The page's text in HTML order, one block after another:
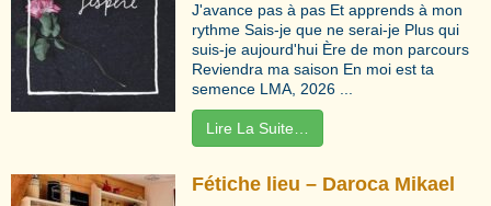
J'avance pas à pas Et apprends à mon
rythme Sais-je que ne serai-je Plus qui
suis-je aujourd'hui Ère de mon parcours
Reviendra ma saison En moi est ta
semence LMA, 2026 ...
Lire La Suite…
Fétiche lieu – Daroca Mikael